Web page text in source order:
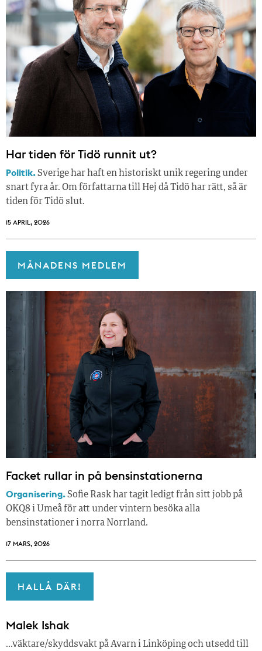
Har tiden för Tidö runnit ut?
Politik.Sverige har haft en historiskt unik regering under
snart fyra år. Om författarna till Hej då Tidö har rätt, så är
tiden för Tidö slut.
15 APRIL, 2026
MÅNADENS MEDLEM
Facket rullar in på bensinstationerna
Organisering.Sofie Rask har tagit ledigt från sitt jobb på
OKQ8 i Umeå för att under vintern besöka alla
bensinstationer i norra Norrland.
17 MARS, 2026
HALLÅ DÄR!
Malek Ishak
…väktare/skyddsvakt på Avarn i Linköping och utsedd till